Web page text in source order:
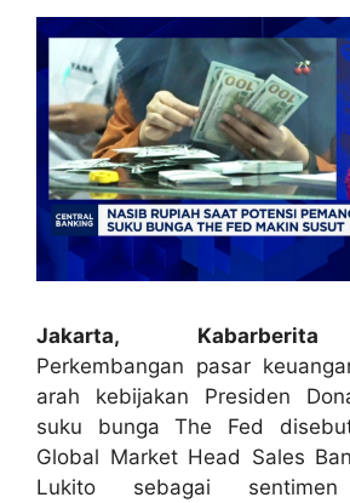
Jakarta, Kabarberita
Perkembangan pasar
arah kebijakan Presiden
suku bunga The Fed
Global Market Head Sales
Lukito sebagai